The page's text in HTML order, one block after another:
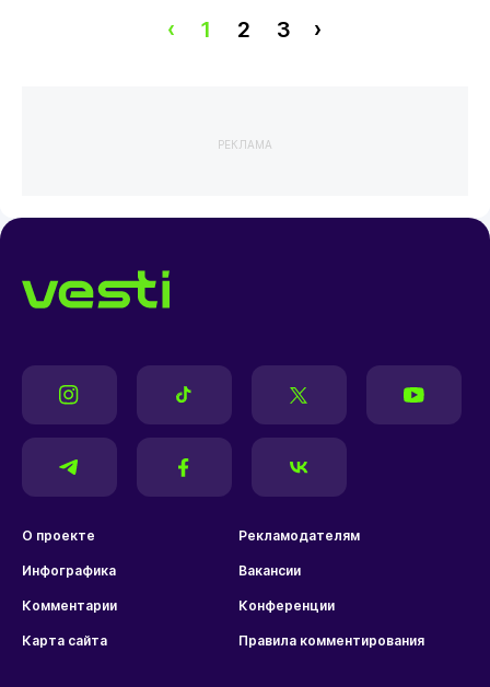
‹ 1 2 3 ›
РЕКЛАМА
О проекте Рекламодателям
Инфографика Вакансии
Комментарии Конференции
Карта сайта Правила комментирования